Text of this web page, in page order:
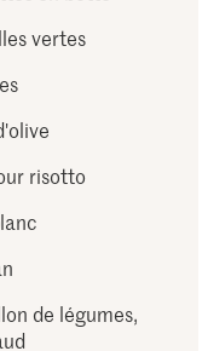
vertes
risotto
de légumes,